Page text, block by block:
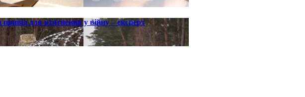
для втягнення у війну – експерт